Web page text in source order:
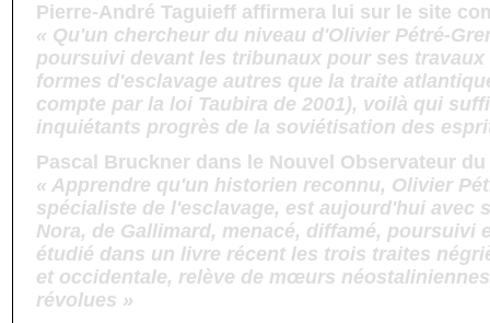
Pierre-André Taguieff affirmera lui sur le site
« Qu'un chercheur du niveau d'Olivier Pétré-
poursuivi devant les tribunaux pour ses
formes d'esclavage autres que la traite
compte par la loi Taubira de 2001), voilà qui
inquiétants progrès de la soviétisation des
Pascal Bruckner dans le Nouvel Observateur
« Apprendre qu'un historien reconnu, Olivier
spécialiste de l'esclavage, est aujourd'hui avec
Nora, de Gallimard, menacé, diffamé, poursuivi
étudié dans un livre récent les trois traites
et occidentale, relève de mœurs
révolues »